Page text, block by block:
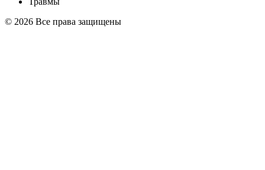
© 2026 Все права защищены